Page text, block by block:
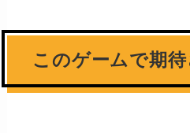
このゲームで期